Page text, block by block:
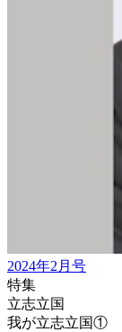
2024年2月号
特集
立志立国
我が立志立国①